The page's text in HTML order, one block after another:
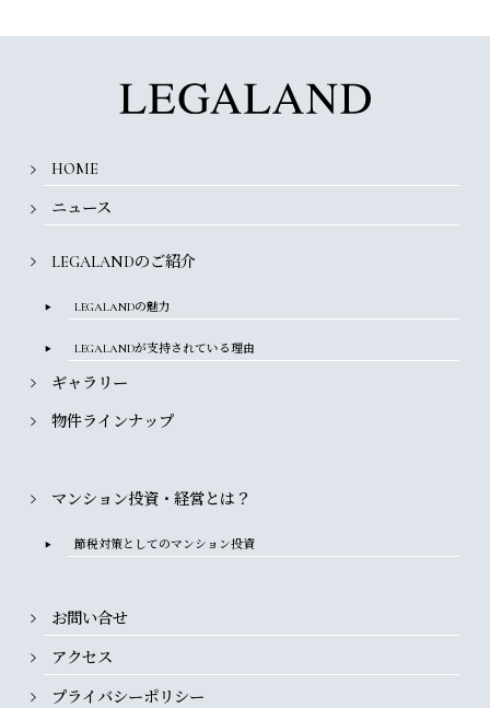
HOME
ニュース
LEGALANDのご紹介
LEGALANDの魅力
LEGALANDが支持されている理由
ギャラリー
物件ラインナップ
マンション投資・経営とは？
節税対策としてのマンション投資
お問い合せ
アクセス
プライバシーポリシー